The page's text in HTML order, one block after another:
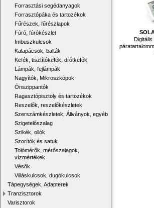
Forrasztási segédanyagok
Forrasztópáka és tartozékok
Fűrészek, fűrészlapok
Fúró, fúrókészlet
Imbuszkulcsok
Kalapácsok, balták
Kefék, tisztítókefék, drótkefék
Lámpák, fejlámpák
Nagyítók, Mikroszkópok
Ónszippantók
Ragasztópisztoly és tartozékok
Reszelők, reszelőkészletek
Szerszámkészletek, Állványok, egyéb
Szigetelőszalag
Szikék, ollók
Szorítók és satuk
Tolómérők, mérőszalagok,
vízmértékek
Vésők
Villáskulcsok, dugókulcsok
Tápegységek, Adapterek
Tranzisztorok
Varisztorok